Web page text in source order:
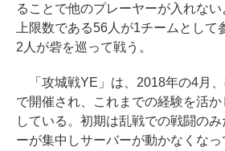
ることで他のプレーヤーが入れな
上限数である56人が1チームとして
2人が砦を巡って戦う。
「攻城戦YE」は、2018年の4月
で開催され、これまでの経験を活
している。初期は乱戦での戦闘の
ーが集中しサーバーが動かなくな